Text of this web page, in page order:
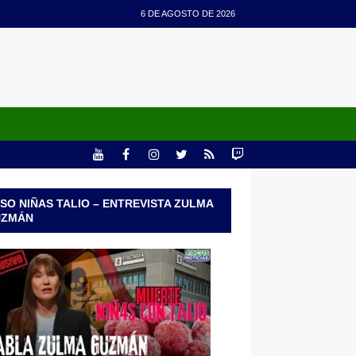
6 DE AGOSTO DE 2026
NIÑAS TALIO – ENTREVISTA ZULMA